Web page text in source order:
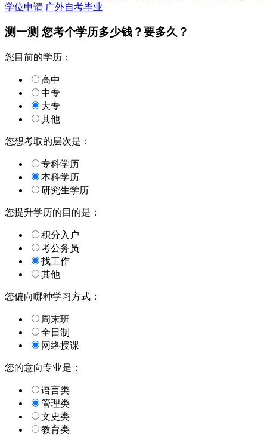
学位申请 广外自考毕业
测一测 您考个学历多少钱？要多久？
您目前的学历：
高中
中专
大专
其他
您想考取的层次是：
专科学历
本科学历
研究生学历
您提升学历的目的是：
积分入户
考公务员
找工作
其他
您偏向哪种学习方式：
周末班
全日制
网络授课
您的意向专业是：
语言类
管理类
文史类
教育类